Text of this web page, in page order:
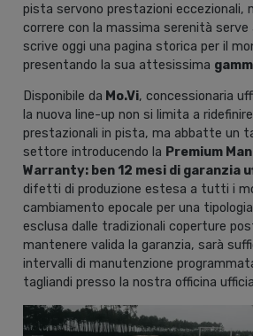
pista servono prestazioni eccezionali,
correre con la massima serenità serve
scrive oggi una pagina storica per il
presentando la sua attesissima
Disponibile da Mo.Vi, concessionaria
la nuova line-up non si limita a
prestazionali in pista, ma abbatte un
settore introducendo la Premium
Warranty: ben 12 mesi di garanzia
difetti di produzione estesa a tutti i
cambiamento epocale per una
esclusa dalle tradizionali coperture
mantenere valida la garanzia, sarà
intervalli di manutenzione
tagliandi presso la nostra officina